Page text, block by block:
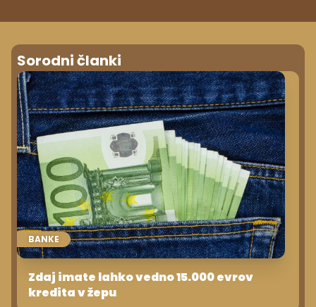
Sorodni članki
BANKE
Zdaj imate lahko vedno 15.000 evrov
kredita v žepu